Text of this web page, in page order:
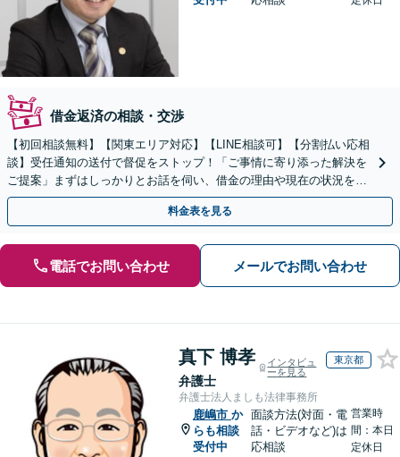
借金返済の相談・交渉
【初回相談無料】【関東エリア対応】【LINE相談可】【分割払い応相
談】受任通知の送付で督促をストップ！「ご事情に寄り添った解決を
ご提案」まずはしっかりとお話を伺い、借金の理由や現在の状況を丁
寧にお聞きするので、ぜひお気軽にご相談ください。
料金表を見る
電話でお問い合わせ メールでお問い合わせ
真下 博孝
弁護士
インタビュ
ーを見る
東京都
弁護士法人ましも法律事務所
鹿嶋市 か
らも相談
受付中
面談方法(対面・電
話・ビデオなど)は
応相談
営業時
間：本日
定休日